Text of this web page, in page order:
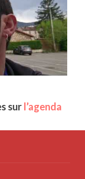
sur l’agenda